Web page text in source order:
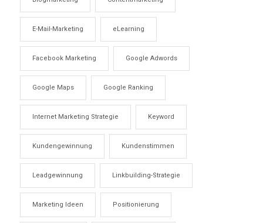
E-Mail-Marketing eLearning
Facebook Marketing Google Adwords
Google Maps Google Ranking
Internet Marketing Strategie Keyword
Kundengewinnung Kundenstimmen
Leadgewinnung Linkbuilding-Strategie
Marketing Ideen Positionierung